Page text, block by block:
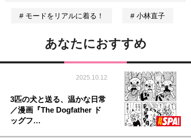
モードをリアルに着る！ 小林直子
あなたにおすすめ
2025.10.12
3匹の犬と送る、温かな日常
／漫画『The Dogfather ド
ッグフ…